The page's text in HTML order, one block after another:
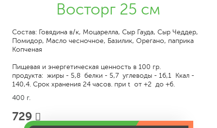
Восторг 25 см
Состав: Говядина в/к, Моцарелла, Сыр Гауда, Сыр Чеддер,
Помидор, Масло чесночное, Базилик, Орегано, паприка
Копченая
Пищевая и энергетическая ценность в 100 гр.
продукта: жиры - 5,8 белки - 5,7 углеводы - 16,1 Ккал -
140,4. Срок хранения 24 часов. при t от +2 до +6.
400 г.
729